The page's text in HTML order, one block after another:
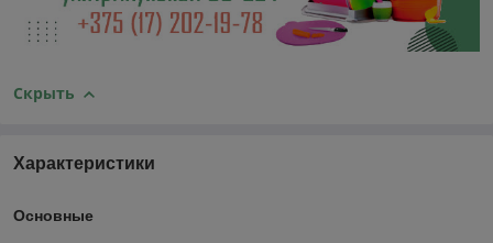
Скрыть
Характеристики
Основные